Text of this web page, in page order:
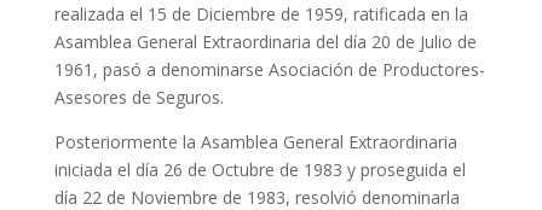
realizada el 15 de Diciembre de 1959, ratificada en la
Asamblea General Extraordinaria del día 20 de Julio de
1961, pasó a denominarse Asociación de Productores-
Asesores de Seguros.
Posteriormente la Asamblea General Extraordinaria
iniciada el día 26 de Octubre de 1983 y proseguida el
día 22 de Noviembre de 1983, resolvió denominarla